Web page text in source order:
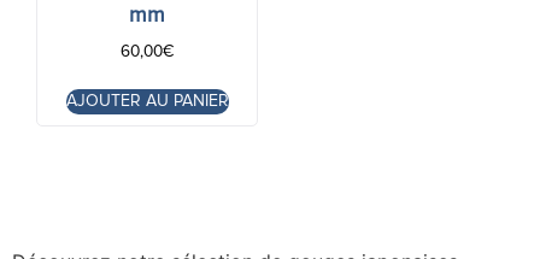
mm
60,00€
AJOUTER AU PANIER